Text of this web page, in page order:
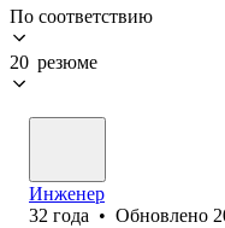
По соответствию
20 резюме
Инженер
32 года • Обновлено